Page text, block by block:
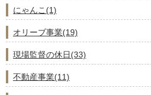
にゃんこ(1)
オリーブ事業(19)
現場監督の休日(33)
不動産事業(11)